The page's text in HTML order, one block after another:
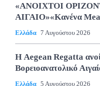
«ΑΝΟΙΧΤΟΙ
ΑΙΓΑΙΟ»«Κανένα
Ελλάδα 7 Αυγούστου 2026
Η Aegean Regatta
Βορειοανατολικό
Ελλάδα 5 Αυγούστου 2026